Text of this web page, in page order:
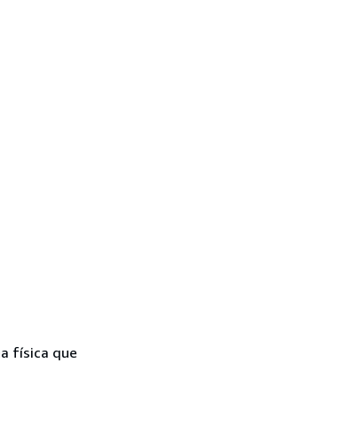
física que